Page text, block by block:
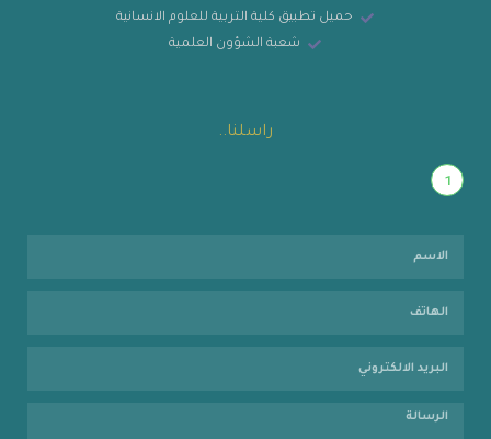
حميل تطبيق كلية التربية للعلوم الانسانية
شعبة الشؤون العلمية
راسلنا..
1